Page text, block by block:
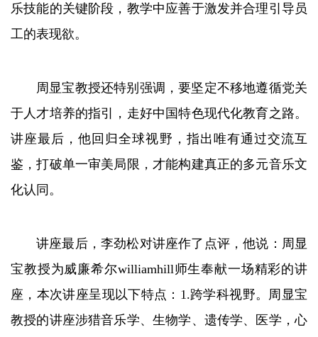
乐技能的关键阶段，教学中应善于激发并合理引导员
工的表现欲。
周显宝教授还特别强调，要坚定不移地遵循党关
于人才培养的指引，走好中国特色现代化教育之路。
讲座最后，他回归全球视野，指出唯有通过交流互
鉴，打破单一审美局限，才能构建真正的多元音乐文
化认同。
讲座最后，李劲松对讲座作了点评，他说：周显
宝教授为威廉希尔williamhill师生奉献一场精彩的讲
座，本次讲座呈现以下特点：1.跨学科视野。周显宝
教授的讲座涉猎音乐学、生物学、遗传学、医学，心